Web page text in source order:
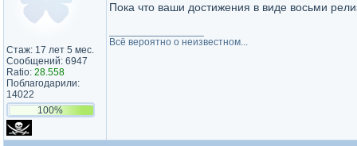
Стаж: 17 лет 5 мес.
Сообщений: 6947
Ratio: 28.558
Поблагодарили:
14022
100%
Пока что ваши достижения в виде восьми
Всё вероятно о неизвестном...